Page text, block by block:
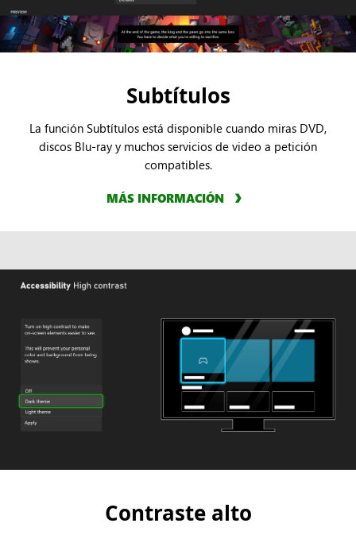
Subtítulos
La función Subtítulos está disponible cuando miras DVD,
discos Blu-ray y muchos servicios de video a petición
compatibles.
MÁS INFORMACIÓN
Contraste alto